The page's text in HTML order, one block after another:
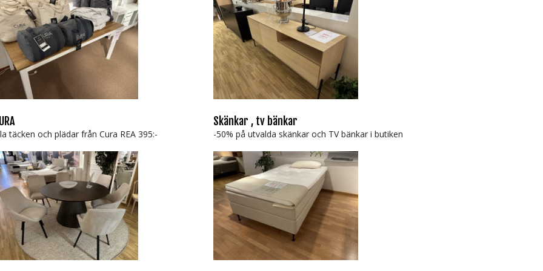
täcken och plädar från Cura REA 395:-
Skänkar , tv bänkar
-50% på utvalda skänkar och TV bänkar i butiken